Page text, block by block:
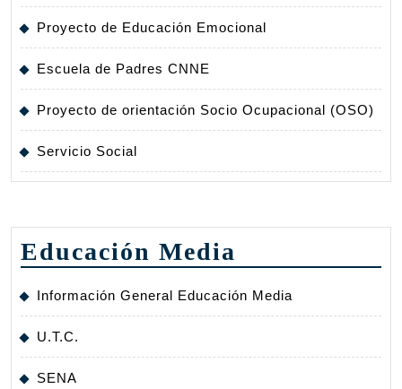
Proyecto de Educación Emocional
Escuela de Padres CNNE
Proyecto de orientación Socio Ocupacional (OSO)
Servicio Social
Educación Media
Información General Educación Media
U.T.C.
SENA